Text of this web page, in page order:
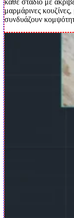
μαρμάρινες
συνδυάζουν